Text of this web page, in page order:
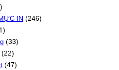
IN (246)
(33)
(22)
(47)